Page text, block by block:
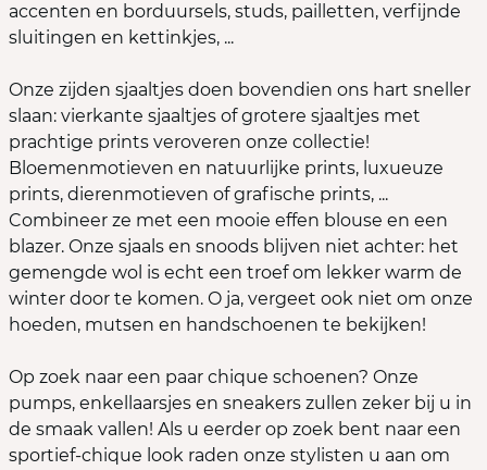
accenten en borduursels, studs, pailletten, verfijnde
sluitingen en kettinkjes, ...
Onze zijden sjaaltjes doen bovendien ons hart sneller
slaan: vierkante sjaaltjes of grotere sjaaltjes met
prachtige prints veroveren onze collectie!
Bloemenmotieven en natuurlijke prints, luxueuze
prints, dierenmotieven of grafische prints, ...
Combineer ze met een mooie effen blouse en een
blazer. Onze sjaals en snoods blijven niet achter: het
gemengde wol is echt een troef om lekker warm de
winter door te komen. O ja, vergeet ook niet om onze
hoeden, mutsen en handschoenen te bekijken!
Op zoek naar een paar chique schoenen? Onze
pumps, enkellaarsjes en sneakers zullen zeker bij u in
de smaak vallen! Als u eerder op zoek bent naar een
sportief-chique look raden onze stylisten u aan om